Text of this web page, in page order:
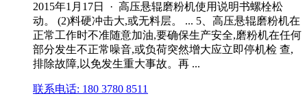
2015年1月17日 · 高压悬辊磨粉机使用说明书螺栓松
动。 (2)料硬冲击大,或无料层。 ... 5、高压悬辊磨粉机在
正常工作时不准随意加油,要确保生产安全,磨粉机在任何
部分发生不正常噪音,或负荷突然增大应立即停机检 查,
排除故障,以免发生重大事故。再 ...
联系电话: 180 3780 8511